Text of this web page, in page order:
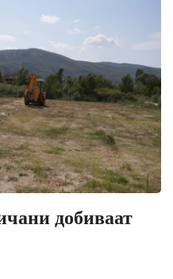
добиваат